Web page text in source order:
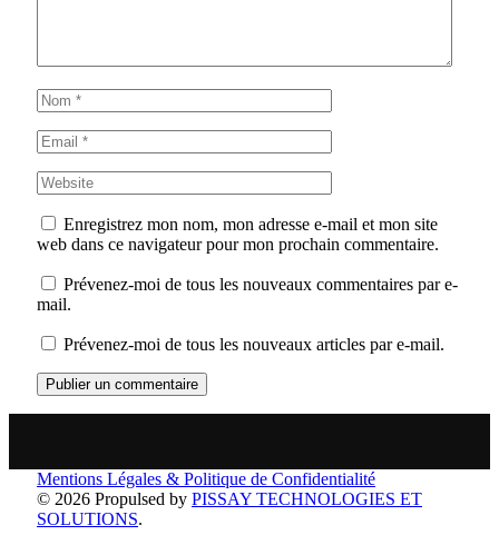
Enregistrez mon nom, mon adresse e-mail et mon site
web dans ce navigateur pour mon prochain commentaire.
Prévenez-moi de tous les nouveaux commentaires par e-
mail.
Prévenez-moi de tous les nouveaux articles par e-mail.
Mentions Légales & Politique de Confidentialité
© 2026 Propulsed by PISSAY TECHNOLOGIES ET
SOLUTIONS.